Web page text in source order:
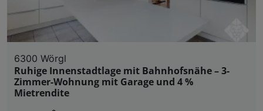
6300 Wörgl
Ruhige Innenstadtlage mit Bahnhofsnähe – 3-
Zimmer-Wohnung mit Garage und 4 %
Mietrendite